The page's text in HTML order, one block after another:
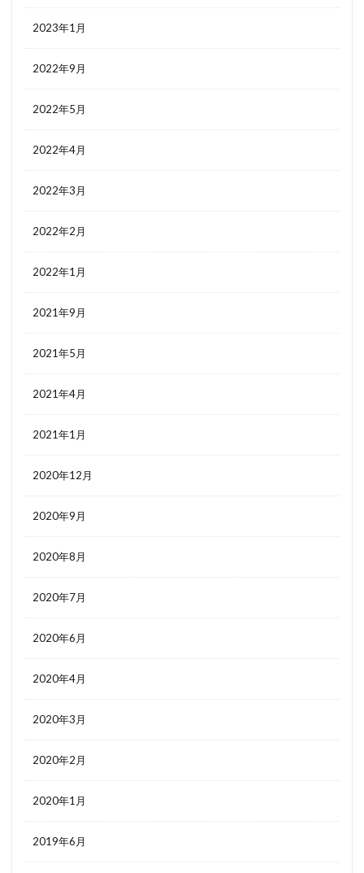
2023年1月
2022年9月
2022年5月
2022年4月
2022年3月
2022年2月
2022年1月
2021年9月
2021年5月
2021年4月
2021年1月
2020年12月
2020年9月
2020年8月
2020年7月
2020年6月
2020年4月
2020年3月
2020年2月
2020年1月
2019年6月